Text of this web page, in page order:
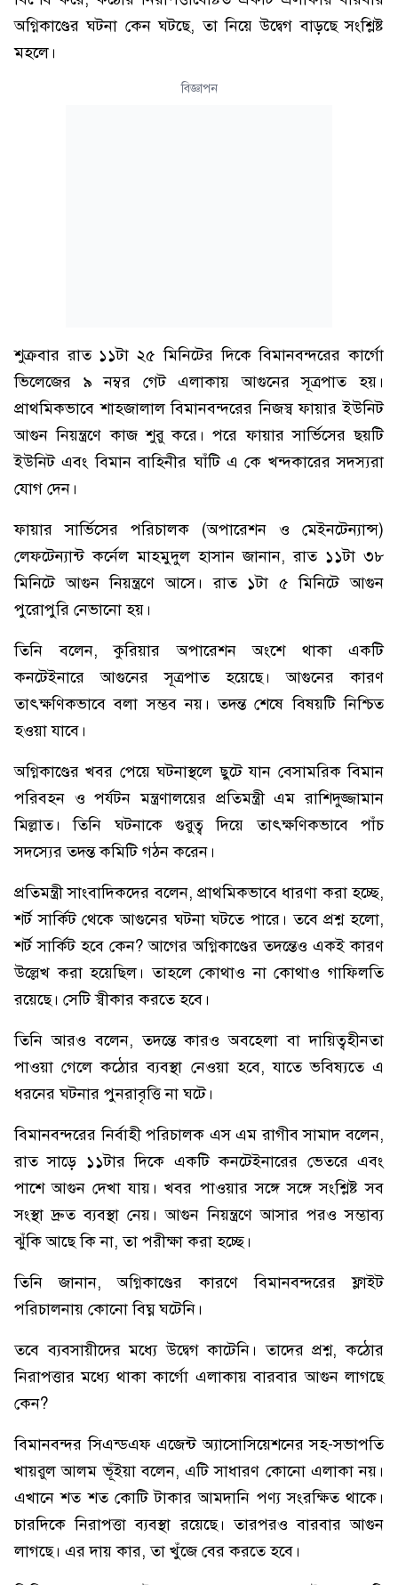
অগ্নিকাণ্ডের ঘটনা কেন ঘটছে, তা নিয়ে উদ্বেগ বাড়ছে সংশ্লিষ্ট
মহলে।
বিজ্ঞাপন
শুক্রবার রাত ১১টা ২৫ মিনিটের দিকে বিমানবন্দরের কার্গো
ভিলেজের ৯ নম্বর গেট এলাকায় আগুনের সূত্রপাত হয়।
প্রাথমিকভাবে শাহজালাল বিমানবন্দরের নিজস্ব ফায়ার ইউনিট
আগুন নিয়ন্ত্রণে কাজ শুরু করে। পরে ফায়ার সার্ভিসের ছয়টি
ইউনিট এবং বিমান বাহিনীর ঘাঁটি এ কে খন্দকারের সদস্যরা
যোগ দেন।
ফায়ার সার্ভিসের পরিচালক (অপারেশন ও মেইনটেন্যান্স)
লেফটেন্যান্ট কর্নেল মাহমুদুল হাসান জানান, রাত ১১টা ৩৮
মিনিটে আগুন নিয়ন্ত্রণে আসে। রাত ১টা ৫ মিনিটে আগুন
পুরোপুরি নেভানো হয়।
তিনি বলেন, কুরিয়ার অপারেশন অংশে থাকা একটি
কনটেইনারে আগুনের সূত্রপাত হয়েছে। আগুনের কারণ
তাৎক্ষণিকভাবে বলা সম্ভব নয়। তদন্ত শেষে বিষয়টি নিশ্চিত
হওয়া যাবে।
অগ্নিকাণ্ডের খবর পেয়ে ঘটনাস্থলে ছুটে যান বেসামরিক বিমান
পরিবহন ও পর্যটন মন্ত্রণালয়ের প্রতিমন্ত্রী এম রাশিদুজ্জামান
মিল্লাত। তিনি ঘটনাকে গুরুত্ব দিয়ে তাৎক্ষণিকভাবে পাঁচ
সদস্যের তদন্ত কমিটি গঠন করেন।
প্রতিমন্ত্রী সাংবাদিকদের বলেন, প্রাথমিকভাবে ধারণা করা হচ্ছে,
শর্ট সার্কিট থেকে আগুনের ঘটনা ঘটতে পারে। তবে প্রশ্ন হলো,
শর্ট সার্কিট হবে কেন? আগের অগ্নিকাণ্ডের তদন্তেও একই কারণ
উল্লেখ করা হয়েছিল। তাহলে কোথাও না কোথাও গাফিলতি
রয়েছে। সেটি স্বীকার করতে হবে।
তিনি আরও বলেন, তদন্তে কারও অবহেলা বা দায়িত্বহীনতা
পাওয়া গেলে কঠোর ব্যবস্থা নেওয়া হবে, যাতে ভবিষ্যতে এ
ধরনের ঘটনার পুনরাবৃত্তি না ঘটে।
বিমানবন্দরের নির্বাহী পরিচালক এস এম রাগীব সামাদ বলেন,
রাত সাড়ে ১১টার দিকে একটি কনটেইনারের ভেতরে এবং
পাশে আগুন দেখা যায়। খবর পাওয়ার সঙ্গে সঙ্গে সংশ্লিষ্ট সব
সংস্থা দ্রুত ব্যবস্থা নেয়। আগুন নিয়ন্ত্রণে আসার পরও সম্ভাব্য
ঝুঁকি আছে কি না, তা পরীক্ষা করা হচ্ছে।
তিনি জানান, অগ্নিকাণ্ডের কারণে বিমানবন্দরের ফ্লাইট
পরিচালনায় কোনো বিঘ্ন ঘটেনি।
তবে ব্যবসায়ীদের মধ্যে উদ্বেগ কাটেনি। তাদের প্রশ্ন, কঠোর
নিরাপত্তার মধ্যে থাকা কার্গো এলাকায় বারবার আগুন লাগছে
কেন?
বিমানবন্দর সিএন্ডএফ এজেন্ট অ্যাসোসিয়েশনের সহ-সভাপতি
খায়রুল আলম ভূঁইয়া বলেন, এটি সাধারণ কোনো এলাকা নয়।
এখানে শত শত কোটি টাকার আমদানি পণ্য সংরক্ষিত থাকে।
চারদিকে নিরাপত্তা ব্যবস্থা রয়েছে। তারপরও বারবার আগুন
লাগছে। এর দায় কার, তা খুঁজে বের করতে হবে।